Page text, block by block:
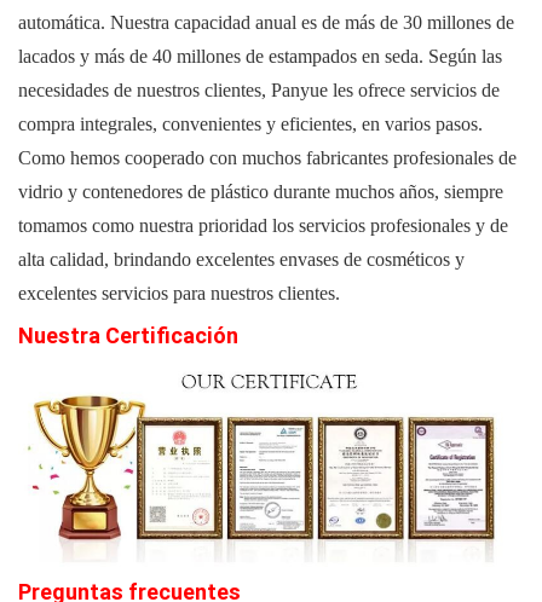
automática. Nuestra capacidad anual es de más de 30 millones de
lacados y más de 40 millones de estampados en seda. Según las
necesidades de nuestros clientes, Panyue les ofrece servicios de
compra integrales, convenientes y eficientes, en varios pasos.
Como hemos cooperado con muchos fabricantes profesionales de
vidrio y contenedores de plástico durante muchos años, siempre
tomamos como nuestra prioridad los servicios profesionales y de
alta calidad, brindando excelentes envases de cosméticos y
excelentes servicios para nuestros clientes.
Nuestra Certificación
Preguntas frecuentes